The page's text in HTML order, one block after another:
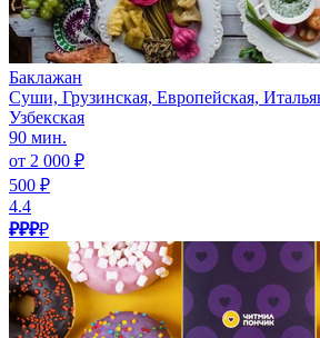
Баклажан
Суши, Грузинская, Европейская,
Узбекская
90 мин.
от 2 000 ₽
500 ₽
4.4
₽₽₽₽